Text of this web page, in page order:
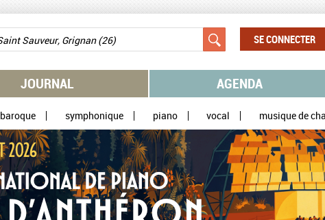
SE CONNECTER
JOURNAL AGENDA
baroque symphonique piano vocal musique de